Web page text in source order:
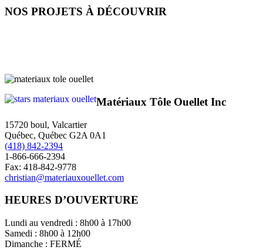
NOS PROJETS À DÉCOUVRIR
Matériaux Tôle Ouellet Inc
15720 boul, Valcartier
Québec, Québec G2A 0A1
(418) 842-2394
1-866-666-2394
Fax: 418-842-9778
christian@materiauxouellet.com
HEURES D’OUVERTURE
Lundi au vendredi : 8h00 à 17h00
Samedi : 8h00 à 12h00
Dimanche : FERMÉ